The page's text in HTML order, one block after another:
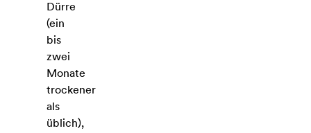
Dürre
(ein
bis
zwei
Monate
trockener
als
üblich),